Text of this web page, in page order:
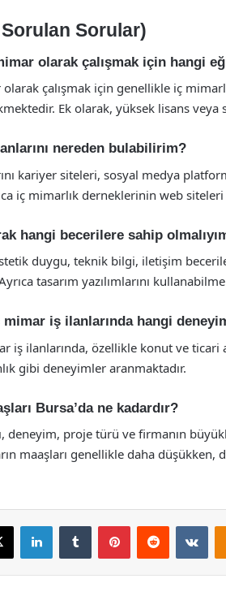
Sorulan Sorular)
olarak çalışmak için hangi
olarak çalışmak için genellikle iç
Ek olarak, yüksek lisans
nereden bulabilirim?
kariyer siteleri, sosyal medya
iç mimarlık derneklerinin web siteleri
hangi becerilere sahip
duygu, teknik bilgi, iletişim
tasarım yazılımlarını
mimar iş ilanlarında hangi
iş ilanlarında, özellikle konut ve
gibi deneyimler aranmaktadır.
Bursa’da ne kadardır?
deneyim, proje türü ve firmanın
maaşları genellikle daha düşükken,
X LinkedInTumblr PinterestReddit